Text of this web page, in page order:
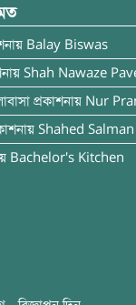
Balay Biswas
Shah Nawaze
প্রকাশনায় Nur
Shahed Salman
Bachelor's Kitchen